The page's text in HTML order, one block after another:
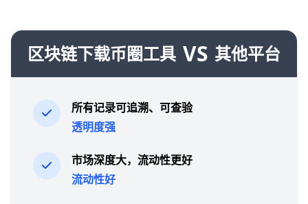
区块链下载币圈工具 VS 其他平台
所有记录可追溯、可查验
透明度强
市场深度大，流动性更好
流动性好